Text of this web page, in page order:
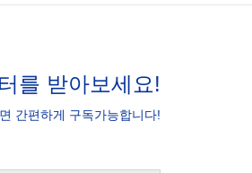
를 받아보세요!
간편하게 구독가능합니다!